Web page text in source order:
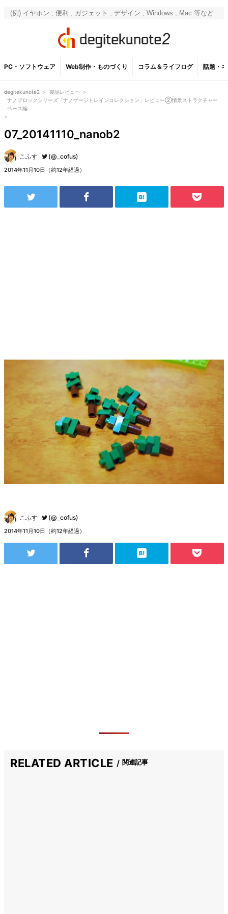
PC・ソフトウェア Web制作・ものづくり コラム＆ライフログ 話題・
degitekunote2 > 製品レビュー
>
ナノブロックシリーズ「ナノゲージトレインコレクション」レビュー②情景ストラクチャー
ベース編
>
07_20141110_nanob2
こふす (@_cofus)
2014年11月10日（約12年経過）
こふす (@_cofus)
2014年11月10日（約12年経過）
RELATED ARTICLE 関連記事